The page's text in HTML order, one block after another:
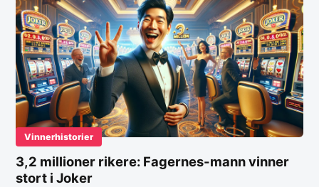
Vinnerhistorier
3,2 millioner rikere: Fagernes-mann vinner
stort i Joker